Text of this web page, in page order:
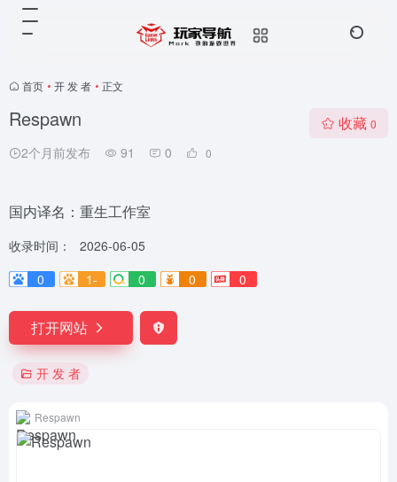
首页 • 开 发 者 • 正文
Respawn
2个月前发布 91 0 0
收藏 0
国内译名：重生工作室
收录时间：
2026-06-05
0
1- 0 0 0
打开网站
开 发 者
Respawn